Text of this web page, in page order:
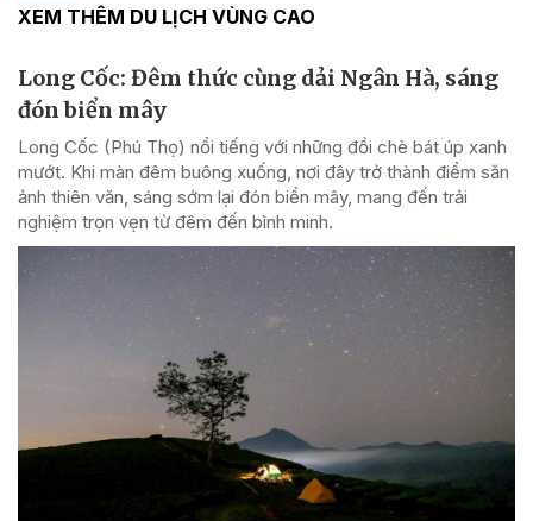
XEM THÊM DU LỊCH VÙNG CAO
Long Cốc: Đêm thức cùng dải Ngân Hà, sáng
đón biển mây
Long Cốc (Phú Thọ) nổi tiếng với những đồi chè bát úp xanh
mướt. Khi màn đêm buông xuống, nơi đây trở thành điểm săn
ảnh thiên văn, sáng sớm lại đón biển mây, mang đến trải
nghiệm trọn vẹn từ đêm đến bình minh.